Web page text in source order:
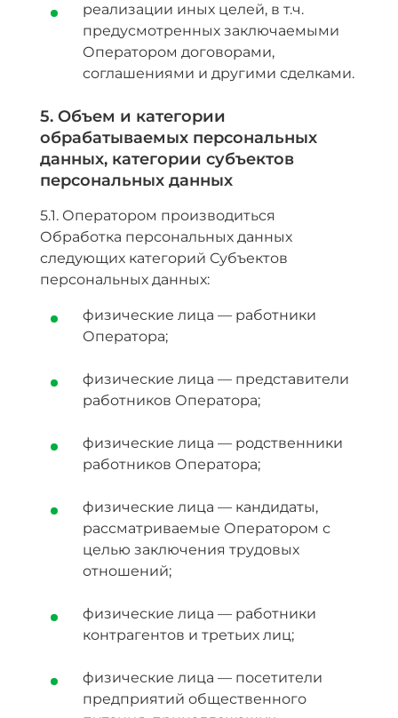
реализации иных целей, в т.ч.
предусмотренных заключаемыми
Оператором договорами,
соглашениями и другими сделками.
5. Объем и категории
обрабатываемых персональных
данных, категории субъектов
персональных данных
5.1. Оператором производиться
Обработка персональных данных
следующих категорий Субъектов
персональных данных:
физические лица — работники
Оператора;
физические лица — представители
работников Оператора;
физические лица — родственники
работников Оператора;
физические лица — кандидаты,
рассматриваемые Оператором с
целью заключения трудовых
отношений;
физические лица — работники
контрагентов и третьих лиц;
физические лица — посетители
предприятий общественного